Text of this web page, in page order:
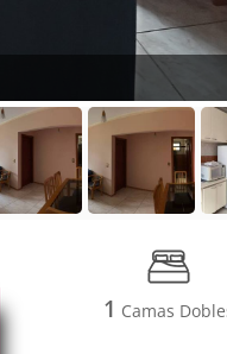
1 Camas